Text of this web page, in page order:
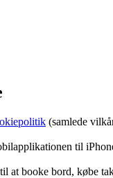
(samlede
til
at booke bord, købe